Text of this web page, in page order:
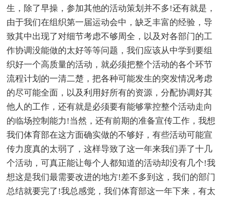
生，除了早操，参加其他的活动策划并不多!还有就是，
由于我们在组织第一届运动会中，缺乏丰富的经验，导
致其中出现了对细节考虑不够周全，以及对各部门的工
作协调没能做的太好等等问题，我们应该从中学到要组
织好一个高质量的活动，就必须把整个活动的各个环节
流程计划的一清二楚，把各种可能发生的突发情况考虑
的尽可能全面，以及利用好所有的资源，分配协调好其
他人的工作，还有就是必须要有能够掌控整个活动走向
的临场控制能力!当然，还有前期的准备宣传工作，我想
我们体育部在这方面确实做的不够好，有些活动可能宣
传力度真的太弱了，这样导致了这一年来我们弄了十几
个活动，可真正能让每个人都知道的活动却没有几个!我
想这是我们最需要改进的地方!差不多到这，我们的部门
总结就要完了!我总感觉，我们体育部这一年下来，有太